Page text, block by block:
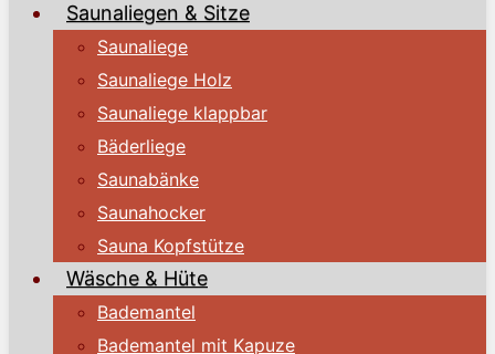
Saunaliegen & Sitze
Saunaliege
Saunaliege Holz
Saunaliege klappbar
Bäderliege
Saunabänke
Saunahocker
Sauna Kopfstütze
Wäsche & Hüte
Bademantel
Bademantel mit Kapuze